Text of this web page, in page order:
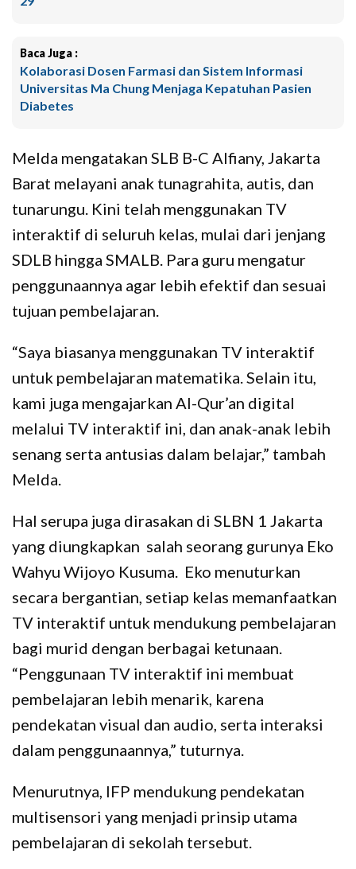
Baca Juga :
Kolaborasi Dosen Farmasi dan Sistem Informasi
Universitas Ma Chung Menjaga Kepatuhan Pasien
Diabetes
Melda mengatakan SLB B-C Alfiany, Jakarta
Barat melayani anak tunagrahita, autis, dan
tunarungu. Kini telah menggunakan TV
interaktif di seluruh kelas, mulai dari jenjang
SDLB hingga SMALB. Para guru mengatur
penggunaannya agar lebih efektif dan sesuai
tujuan pembelajaran.
“Saya biasanya menggunakan TV interaktif
untuk pembelajaran matematika. Selain itu,
kami juga mengajarkan Al-Qur’an digital
melalui TV interaktif ini, dan anak-anak lebih
senang serta antusias dalam belajar,” tambah
Melda.
Hal serupa juga dirasakan di SLBN 1 Jakarta
yang diungkapkan salah seorang gurunya Eko
Wahyu Wijoyo Kusuma. Eko menuturkan
secara bergantian, setiap kelas memanfaatkan
TV interaktif untuk mendukung pembelajaran
bagi murid dengan berbagai ketunaan.
“Penggunaan TV interaktif ini membuat
pembelajaran lebih menarik, karena
pendekatan visual dan audio, serta interaksi
dalam penggunaannya,” tuturnya.
Menurutnya, IFP mendukung pendekatan
multisensori yang menjadi prinsip utama
pembelajaran di sekolah tersebut.